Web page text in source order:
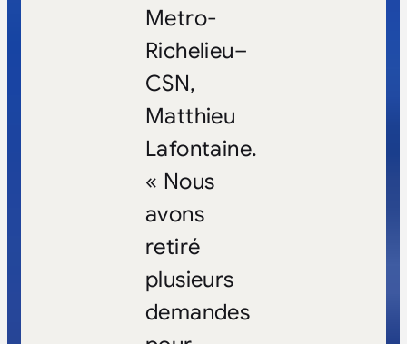
Metro-
Richelieu–
CSN,
Matthieu
Lafontaine.
« Nous
avons
retiré
plusieurs
demandes